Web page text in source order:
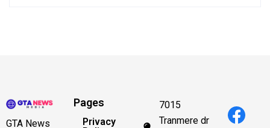
GTA News
Pages
Privacy
7015
Tranmere dr